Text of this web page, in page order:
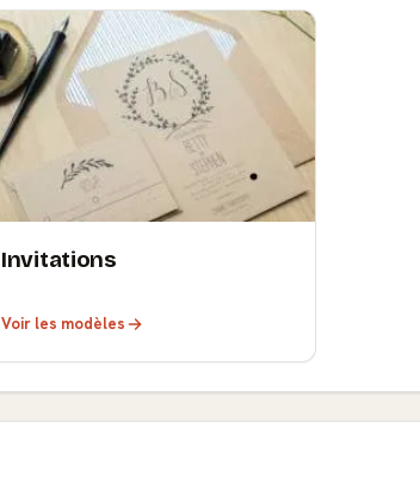
Invitations
Voir les modèles